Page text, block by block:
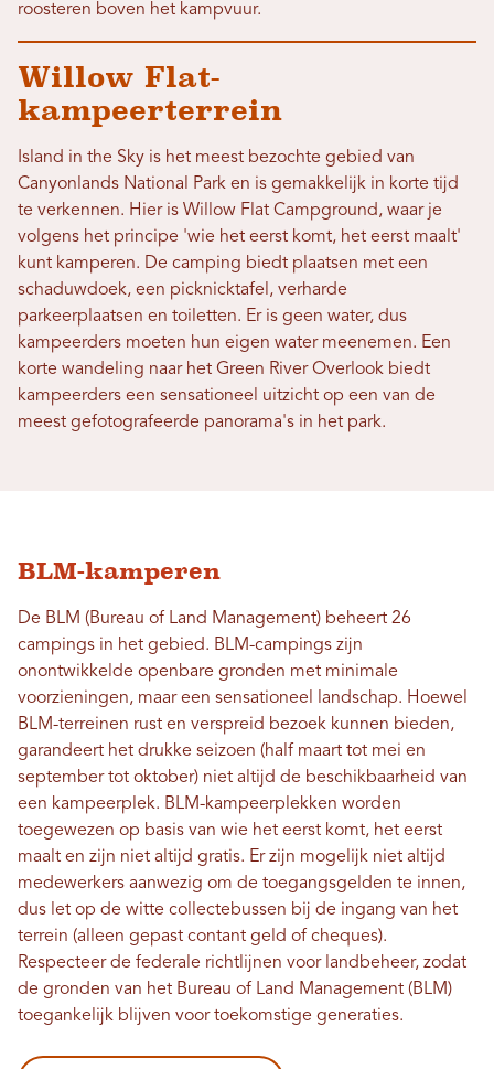
roosteren boven het kampvuur.
Willow Flat-
kampeerterrein
Island in the Sky is het meest bezochte gebied van
Canyonlands National Park en is gemakkelijk in korte tijd
te verkennen. Hier is Willow Flat Campground, waar je
volgens het principe 'wie het eerst komt, het eerst maalt'
kunt kamperen. De camping biedt plaatsen met een
schaduwdoek, een picknicktafel, verharde
parkeerplaatsen en toiletten. Er is geen water, dus
kampeerders moeten hun eigen water meenemen. Een
korte wandeling naar het Green River Overlook biedt
kampeerders een sensationeel uitzicht op een van de
meest gefotografeerde panorama's in het park.
BLM-kamperen
De BLM (Bureau of Land Management) beheert 26
campings in het gebied. BLM-campings zijn
onontwikkelde openbare gronden met minimale
voorzieningen, maar een sensationeel landschap. Hoewel
BLM-terreinen rust en verspreid bezoek kunnen bieden,
garandeert het drukke seizoen (half maart tot mei en
september tot oktober) niet altijd de beschikbaarheid van
een kampeerplek. BLM-kampeerplekken worden
toegewezen op basis van wie het eerst komt, het eerst
maalt en zijn niet altijd gratis. Er zijn mogelijk niet altijd
medewerkers aanwezig om de toegangsgelden te innen,
dus let op de witte collectebussen bij de ingang van het
terrein (alleen gepast contant geld of cheques).
Respecteer de federale richtlijnen voor landbeheer, zodat
de gronden van het Bureau of Land Management (BLM)
toegankelijk blijven voor toekomstige generaties.